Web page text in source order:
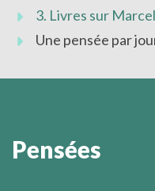
3. Livres sur
Une pensée par
Pensées